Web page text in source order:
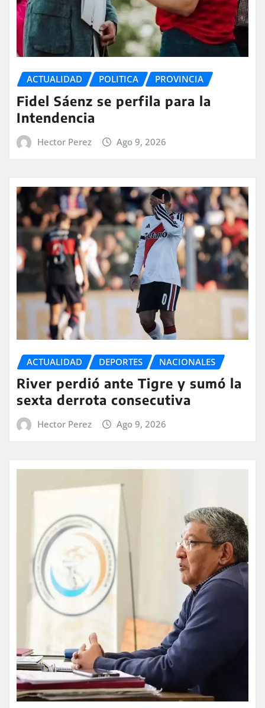
ACTUALIDAD POLITICA PROVINCIA
Fidel Sáenz se perfila para la
Intendencia
Hector Perez Ago 9, 2026
ACTUALIDAD DEPORTES NACIONALES
River perdió ante Tigre y sumó la
sexta derrota consecutiva
Hector Perez Ago 9, 2026